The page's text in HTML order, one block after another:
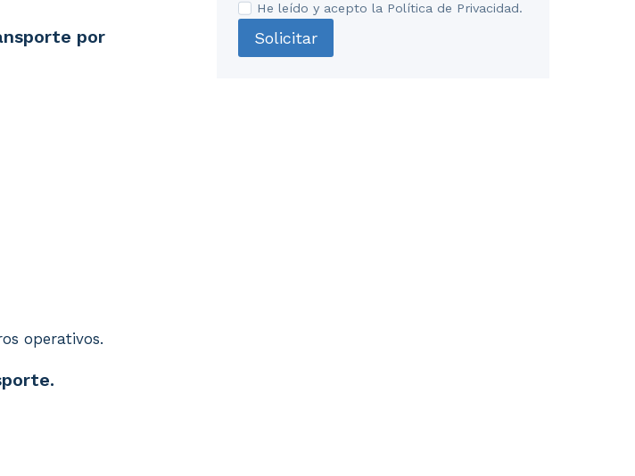
carretera. 1.1. Organización de los servicios de transporte por carretera. 1.2.
por
operativos.
He leído y acepto la Política de Privacidad.
Solicitar